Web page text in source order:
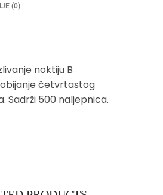
(0)
noktiju B
četvrtastog
Sadrži 500 naljepnica.